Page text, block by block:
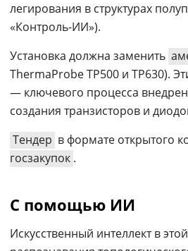
легирования в структурах
«Контроль-ИИ»).
Установка должна заменить
ThermaProbe TP500 и TP630).
— ключевого процесса
создания транзисторов и
Тендер в формате открытого
госзакупок .
С помощью ИИ
Искусственный интеллект в
2026